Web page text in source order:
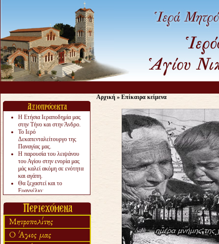
Η Ετήσια Ιεραποδημία μας
στην Τήνο και στην Άνδρο.
Το Ιερό
Δεκαπενταλείτουργο της
Παναγίας μας.
Η παρουσία του λειψάνου
του Αγίου στην ενορία μας
μάς καλεί ακόμη σε ενότητα
και αγάπη.
Θα ξεχαστεί και το
Ευαγγέλιο;
«πολύ αργά».
Ζητείται....
Αρχική » Επίκαιρα κείμενα